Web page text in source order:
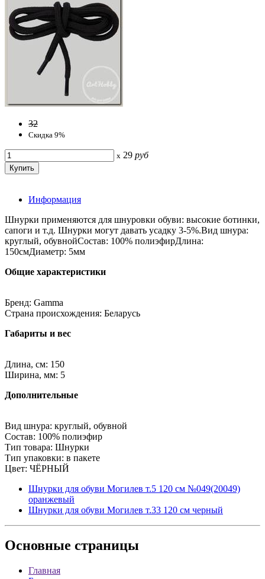
32
Скидка 9%
x 29 руб
Информация
Шнурки применяются для шнуровки обуви: высокие ботинки,
сапоги и т.д. Шнурки могут давать усадку 3-5%.Вид шнура:
круглый, обувнойСостав: 100% полиэфирДлина:
150смДиаметр: 5мм
Общие характеристики
Бренд: Gamma
Страна происхождения: Беларусь
Габариты и вес
Длина, см: 150
Ширина, мм: 5
Дополнительные
Вид шнура: круглый, обувной
Состав: 100% полиэфир
Тип товара: Шнурки
Тип упаковки: в пакете
Цвет: ЧЁРНЫЙ
Шнурки для обуви Могилев т.5 120 см №049(20049)
оранжевый
Шнурки для обуви Могилев т.33 120 см черный
Основные страницы
Главная